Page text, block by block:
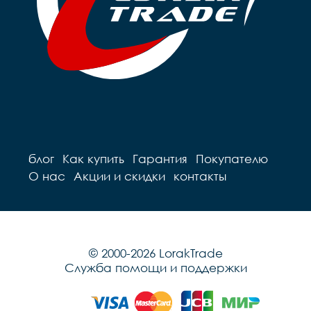
блог Как купить Гарантия
Покупателю
О нас
Акции и скидки контакты
© 2000-2026 LorakTrade
Служба помощи и поддержки